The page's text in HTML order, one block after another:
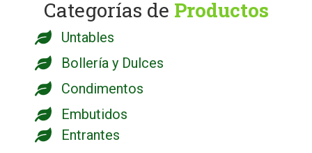
Categorías de Productos
Untables
Bollería y Dulces
Condimentos
Embutidos
Entrantes